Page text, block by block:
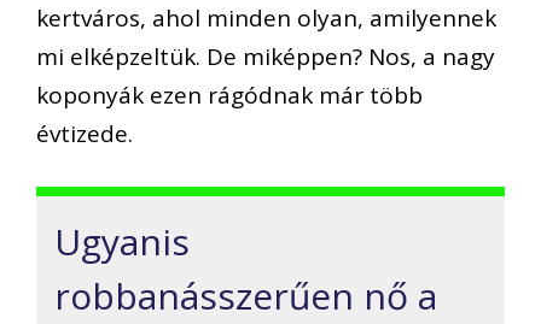
kertváros, ahol minden olyan, amilyennek
mi elképzeltük. De miképpen? Nos, a nagy
koponyák ezen rágódnak már több
évtizede.
Ugyanis
robbanásszerűen nő a